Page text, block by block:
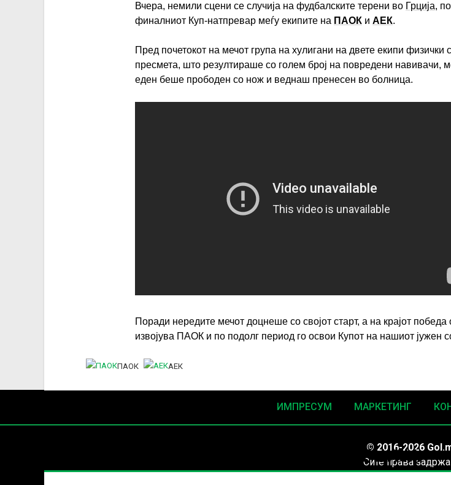
Вчера, немили сцени се случија на фудбалските терени во Грција,
финалниот Куп-натпревар меѓу екипите на ПАОК и АЕК.
Пред почетокот на мечот група на хулигани на двете екипи физички
пресмета, што резултираше со голем број на повредени навивачи,
еден беше прободен со нож и веднаш пренесен во болница.
Поради нередите мечот доцнеше со својот старт, а на крајот победа
извојува ПАОК и по подолг период го освои Купот на нашиот јужен
ПАОК АЕК
КУП НА ГРЦИЈА, ГРЦИЈА
ИМПРЕСУМ МАРКЕТИНГ
© 2016-2026
Сите права